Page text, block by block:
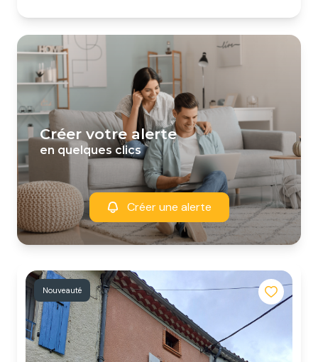
créer votre alerte
en quelques clics
Créer une alerte
Nouveauté